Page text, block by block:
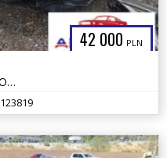
42 000 PLN
2022r., ALFA ROMEO GIULIA VELOCE TI RWD, 2L, od ubezpieczalni
123819